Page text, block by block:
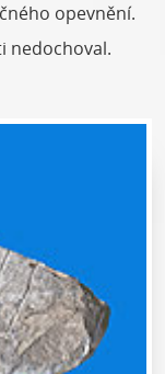
opevnění.
nedochoval.